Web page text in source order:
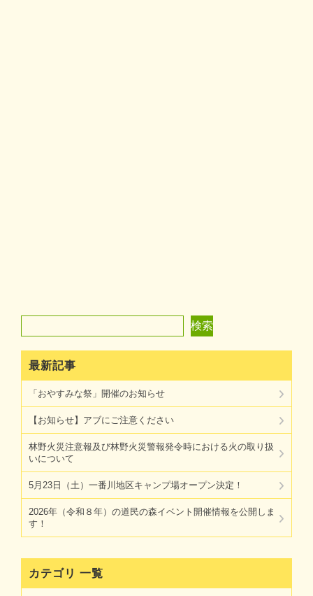
検索
最新記事
「おやすみな祭」開催のお知らせ
【お知らせ】アブにご注意ください
林野火災注意報及び林野火災警報発令時における火の取り扱
いについて
5月23日（土）一番川地区キャンプ場オープン決定！
2026年（令和８年）の道民の森イベント開催情報を公開しま
す！
カテゴリ 一覧